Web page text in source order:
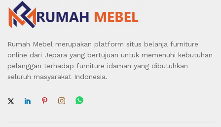
Rumah Mebel merupakan platform situs belanja furniture
online dari Jepara yang bertujuan untuk memenuhi kebutuhan
pelanggan terhadap furniture idaman yang dibutuhkan
seluruh masyarakat Indonesia.